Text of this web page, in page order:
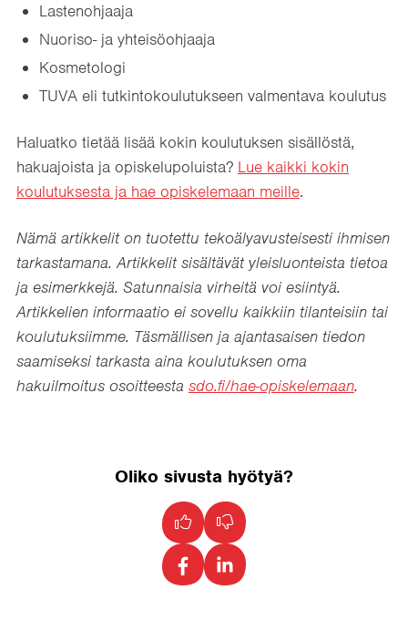
Lastenohjaaja
Nuoriso- ja yhteisöohjaaja
Kosmetologi
TUVA eli tutkintokoulutukseen valmentava koulutus
Haluatko tietää lisää kokin koulutuksen sisällöstä,
hakuajoista ja opiskelupoluista? Lue kaikki kokin
koulutuksesta ja hae opiskelemaan meille.
Nämä artikkelit on tuotettu tekoälyavusteisesti ihmisen
tarkastamana. Artikkelit sisältävät yleisluonteista tietoa
ja esimerkkejä. Satunnaisia virheitä voi esiintyä.
Artikkelien informaatio ei sovellu kaikkiin tilanteisiin tai
koulutuksiimme. Täsmällisen ja ajantasaisen tiedon
saamiseksi tarkasta aina koulutuksen oma
hakuilmoitus osoitteesta sdo.fi/hae-opiskelemaan.
Oliko sivusta hyötyä?